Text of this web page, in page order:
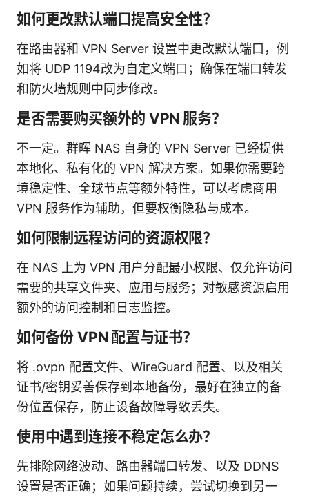
如何更改默认端口提高安全性？
在路由器和 VPN Server 设置中更改默认端口，例
如将 UDP 1194改为自定义端口；确保在端口转发
和防火墙规则中同步修改。
是否需要购买额外的 VPN 服务？
不一定。群晖 NAS 自身的 VPN Server 已经提供
本地化、私有化的 VPN 解决方案。如果你需要跨
境稳定性、全球节点等额外特性，可以考虑商用
VPN 服务作为辅助，但要权衡隐私与成本。
如何限制远程访问的资源权限？
在 NAS 上为 VPN 用户分配最小权限、仅允许访问
需要的共享文件夹、应用与服务；对敏感资源启用
额外的访问控制和日志监控。
如何备份 VPN 配置与证书？
将 .ovpn 配置文件、WireGuard 配置、以及相关
证书/密钥妥善保存到本地备份，最好在独立的备
份位置保存，防止设备故障导致丢失。
使用中遇到连接不稳定怎么办？
先排除网络波动、路由器端口转发、以及 DDNS
设置是否正确；如果问题持续，尝试切换到另一